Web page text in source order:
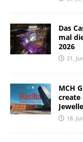
Das
mal
2026
21.
MCH
create
18.